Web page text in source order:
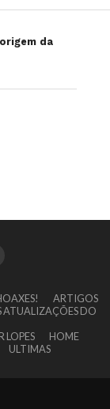
da
ARTIGOS
ATUALIZAÇÕES DO
LOPES
HOME
ULTIMAS